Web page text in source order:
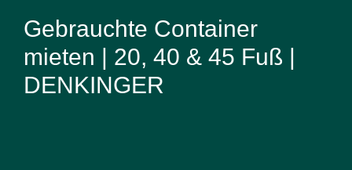
Gebrauchte Container
mieten | 20, 40 & 45 Fuß |
DENKINGER